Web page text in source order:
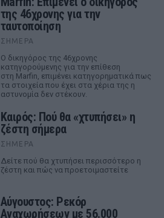
της 46χρονης για την
ταυτοποίηση
ΣΉΜΕΡΑ
Ο δικηγόρος της 46χρονης
κατηγορούμενης για την επίθεση
στη Marfin, επιμένει κατηγορηματικά πως
τα στοιχεία που έχει στα χέρια της η
αστυνομία δεν στέκουν.
Καιρός: Πού θα «χτυπήσει» η
ζέστη σήμερα
ΣΉΜΕΡΑ
Δείτε πού θα χτυπήσει περισσότερο η
ζέστη και πώς να προετοιμαστείτε
Αύγουστος: Ρεκόρ
Αναχωρήσεων με 56.000